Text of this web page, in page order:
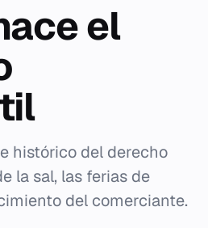
el
histórico del derecho
la sal, las ferias de
del comerciante.